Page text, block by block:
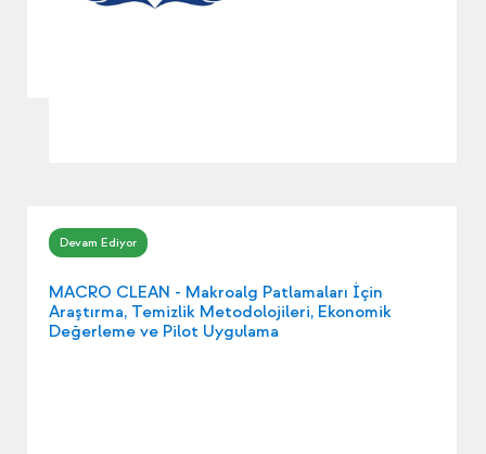
MACRO CLEAN - Makroalg Patlamaları İçin
Araştırma, Temizlik Metodolojileri, Ekonomik
Değerleme ve Pilot Uygulama